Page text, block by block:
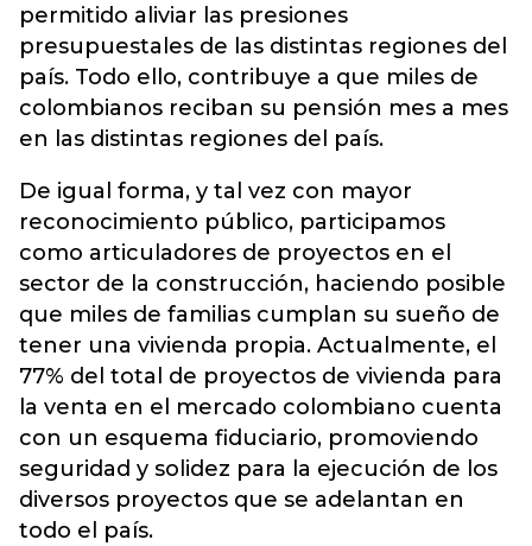
permitido aliviar las presiones
presupuestales de las distintas regiones del
país. Todo ello, contribuye a que miles de
colombianos reciban su pensión mes a mes
en las distintas regiones del país.
De igual forma, y tal vez con mayor
reconocimiento público, participamos
como articuladores de proyectos en el
sector de la construcción, haciendo posible
que miles de familias cumplan su sueño de
tener una vivienda propia. Actualmente, el
77% del total de proyectos de vivienda para
la venta en el mercado colombiano cuenta
con un esquema fiduciario, promoviendo
seguridad y solidez para la ejecución de los
diversos proyectos que se adelantan en
todo el país.